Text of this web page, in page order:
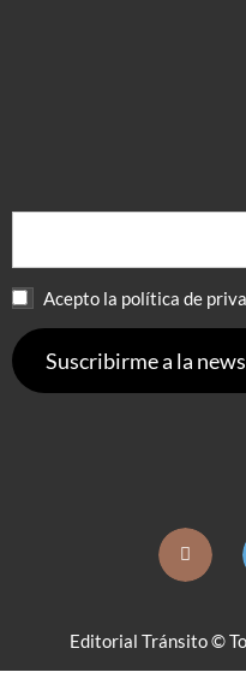
Acepto la política de
Editorial Tránsito ©